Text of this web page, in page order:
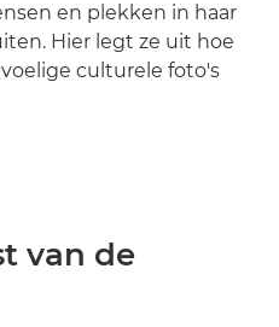
en plekken in haar
Hier legt ze uit hoe
culturele foto's
van de